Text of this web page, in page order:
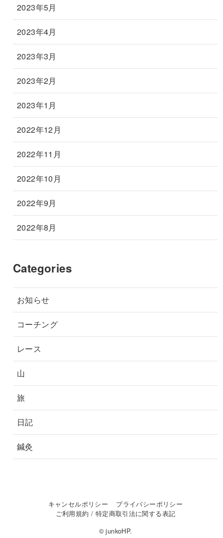
2023年5月
2023年4月
2023年3月
2023年2月
2023年1月
2022年12月
2022年11月
2022年10月
2022年9月
2022年8月
Categories
お知らせ
コーチング
レース
山
旅
日記
鍼灸
キャンセルポリシー
プライバシーポリシー
ご利用規約 / 特定商取引法に関する表記
© junkoHP.